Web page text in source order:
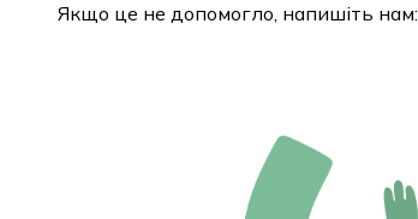
Якщо це не допомогло, напишіть нам: